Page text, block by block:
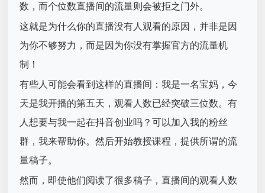
数，而个位数直播间的流量则会被拒之门外。
这就是为什么你的直播没有人观看的原因，并非是因
为你不够努力，而是因为你没有掌握官方的流量机
制！
有些人可能会看到这样的直播间：我是一名宝妈，今
天是我开播的第五天，观看人数已经突破三位数。有
人想要与我一起在抖音创业吗？可以加入我的粉丝
群，我来帮助你。然后开始教授课程，提供所谓的流
量稿子。
然而，即使他们阅读了很多稿子，直播间的观看人数